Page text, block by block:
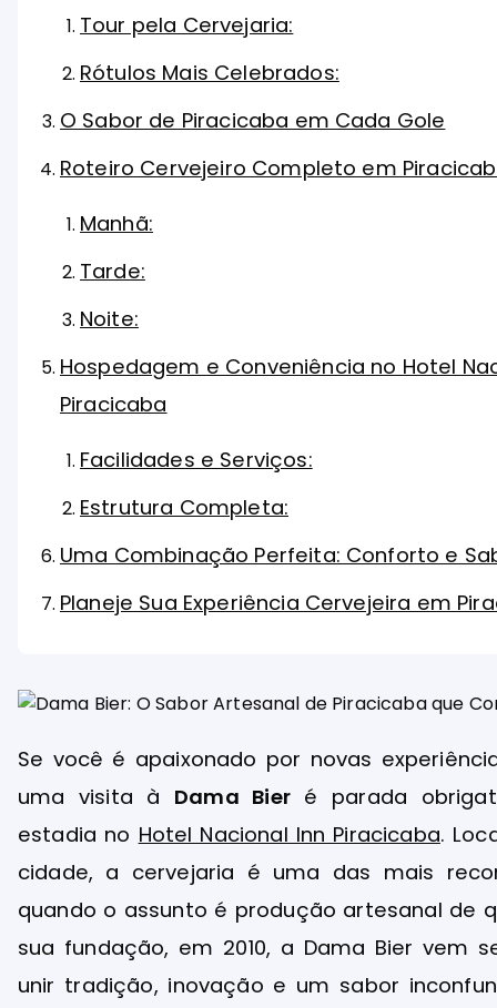
Tour pela Cervejaria:
Rótulos Mais Celebrados:
O Sabor de Piracicaba em Cada Gole
Roteiro Cervejeiro Completo em
Manhã:
Tarde:
Noite:
Hospedagem e Conveniência no Hotel
Piracicaba
Facilidades e Serviços:
Estrutura Completa:
Uma Combinação Perfeita: Conforto e
Planeje Sua Experiência Cervejeira em
Se você é apaixonado por novas
uma visita à Dama Bieré parada
estadia no Hotel Nacional Inn Piracicaba.
cidade, a cervejaria é uma das mais
quando o assunto é produção artesanal de
sua fundação, em 2010, a Dama Bier vem
unir tradição, inovação e um sabor